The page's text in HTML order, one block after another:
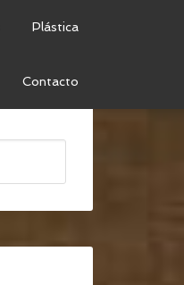
Plástica
Contacto